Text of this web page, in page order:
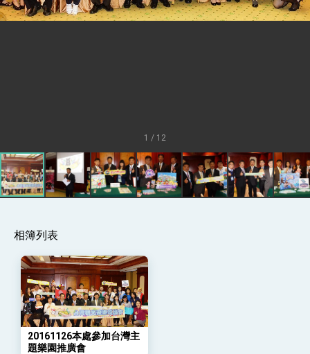
外交部長林佳龍於《外交事務》撰文指出：自由
世界 需要台灣，團結合作方能守護繁榮
外交部長林佳龍接見美國智庫「德國馬歇爾基金
會」訪問團一行，深化跨大西洋戰略夥伴關係
臺美經貿談判獲階段性成果 卓揆期勉爭取時間完
成「臺美對等貿易協定」簽署
卓揆：臺美關稅談判階段性結果有助臺灣取得有
外交部長林佳龍主持第35次「參與亞太經濟合作
策略小組」跨部會會議
民調顯示多數國人滿意政府外交表現，高度支持
「總合外交」與台歐美日關係深化
總統以「韌性之島，希望之光」為題發表2026新
年談話
總統主持「守護民主台灣國安行動方案」記者
會 強調以實力守護台海和平 以決心掌握國家
1 / 12
相簿列表
20161126本處參加台灣主
題樂園推廣會